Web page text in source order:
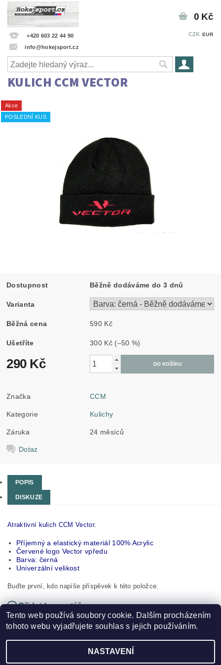
+420 603 22 44 90
info@hokejsport.cz
CZK EUR
0 Kč
KULICH CCM VECTOR
Akce
POSLEDNÍ KUS
Dostupnost Běžně dodáváme do 3 dnů
Varianta
Běžná cena 590 Kč
Ušetříte 300 Kč (–50 %)
290 Kč
Značka CCM
Kategorie Kulichy
Záruka 24 měsíců
Dotaz
POPIS
DISKUZE
Atraktivní kulich CCM Vector.
Příjemný a elastický materiál 100% Acrylic
Červené logo Vector vpředu
Barva: černá
Univerzální velikost
Buďte první, kdo napíše příspěvek k této položce.
Přidat komentář
Tento web používá soubory cookie. Dalším procházením
tohoto webu vyjadřujete souhlas s jejich používáním.
NASTAVENÍ